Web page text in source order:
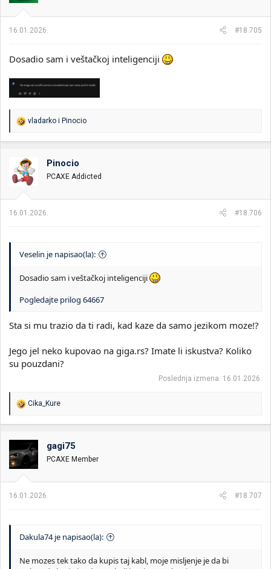
n
:
16.01.2026. #18.705
Dosadio sam i veštačkoj inteligenciji
R
o
v
a
n
:
vladarko i Pinocio
Pinocio
PCAXE Addicted
16.01.2026. #18.706
Veselin je napisao(la):
Dosadio sam i veštačkoj inteligenciji
Pogledajte prilog 64667
Sta si mu trazio da ti radi, kad kaze da samo jezikom moze!?
Jego jel neko kupovao na giga.rs? Imate li iskustva? Koliko
su pouzdani?
Poslednja izmena: 16.01.2026.
R
o
v
a
n
:
Cika_Kure
gagi75
PCAXE Member
16.01.2026. #18.707
Dakula74 je napisao(la):
Ne mozes tek tako da kupis taj kabl, moje misljenje je da bi